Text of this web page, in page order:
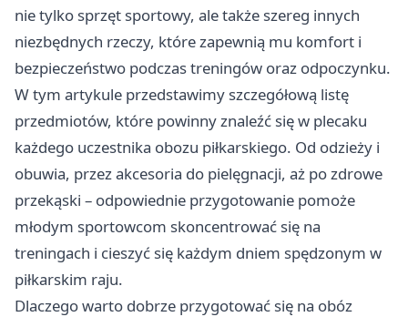
nie tylko sprzęt sportowy, ale także szereg innych
niezbędnych rzeczy, które zapewnią mu komfort i
bezpieczeństwo podczas treningów oraz odpoczynku.
W tym artykule przedstawimy szczegółową listę
przedmiotów, które powinny znaleźć się w plecaku
każdego uczestnika obozu piłkarskiego. Od odzieży i
obuwia, przez akcesoria do pielęgnacji, aż po zdrowe
przekąski – odpowiednie przygotowanie pomoże
młodym sportowcom skoncentrować się na
treningach i cieszyć się każdym dniem spędzonym w
piłkarskim raju.
Dlaczego warto dobrze przygotować się na obóz